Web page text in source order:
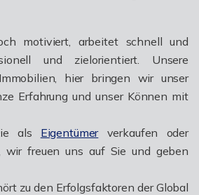
motiviert, arbeitet schnell und
und zielorientiert. Unsere
hier bringen wir unser
Erfahrung und unser Können mit
als Eigentümerverkaufen oder
wir freuen uns auf Sie und geben
zu den Erfolgsfaktoren der Global